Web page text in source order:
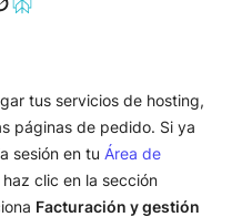
tus servicios de hosting,
páginas de pedido. Si ya
sesión en tu Área de
haz clic en la sección
Facturación y gestión